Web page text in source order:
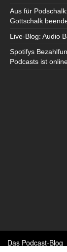
Aus für
Gottschalk
Live-Blog: Audio
Spotifys
Podcasts ist
Das Podcast-Blog